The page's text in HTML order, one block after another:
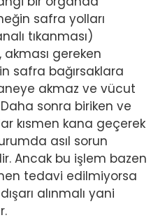
safra yolları
tıkanması)
akması gereken
safra bağırsaklara
akmaz ve vücut
sonra biriken ve
kısmen kana geçerek
asıl sorun
Ancak bu işlem bazen
tedavi edilmiyorsa
alınmalı yani